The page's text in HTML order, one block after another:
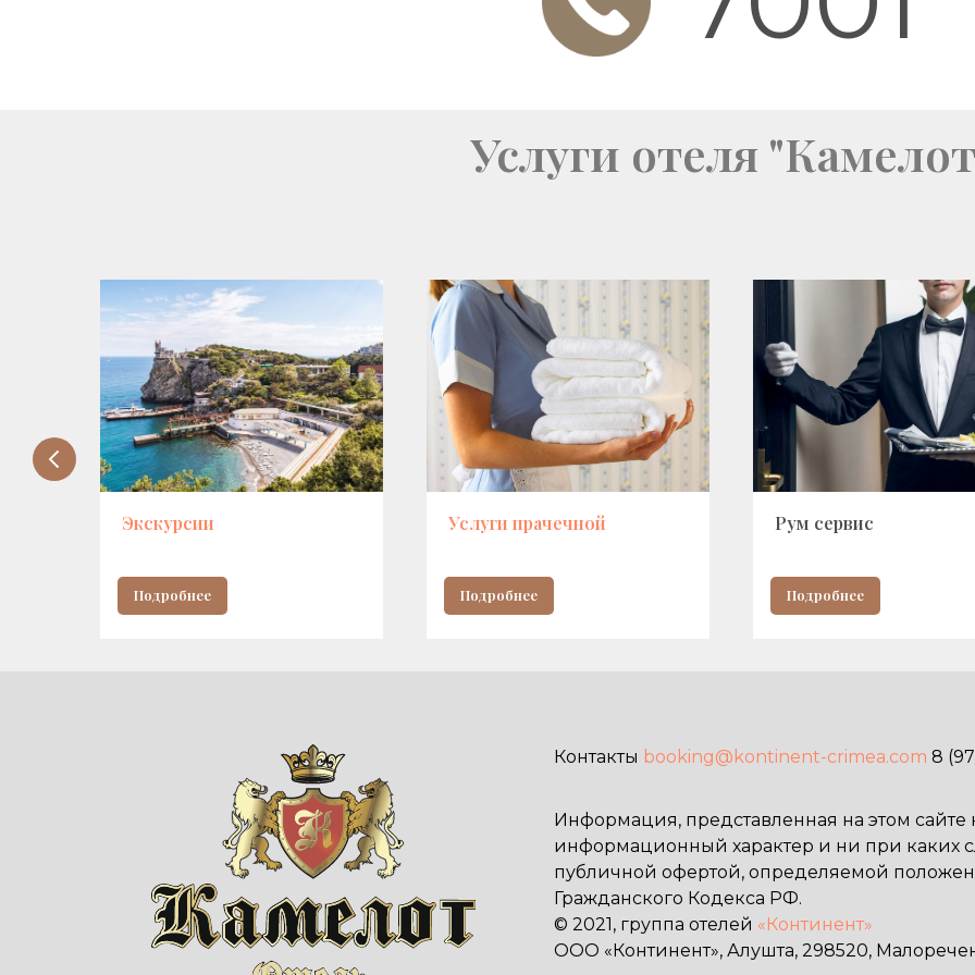
Услуги отеля
Экскурсии
Подробнее
Услуги прачечной
Подробнее
Рум сервис
Подробнее
Информация, представленная на этом сайте
информационный характер и ни при каких
публичной офертой, определяемой
Гражданского Кодекса РФ.
© 2021, группа отелей «Континент»
ООО «Континент», Алушта, 298520,
Контакты booking@kontinent-crimea.com 8